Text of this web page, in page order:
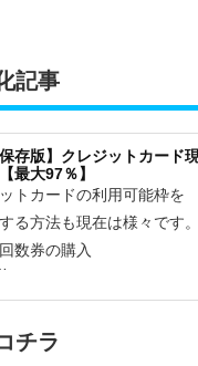
記事
保存版】クレジットカード
最大97％】
トカードの利用可能枠を
る方法も現在は様々です。
数券の購入
チラ